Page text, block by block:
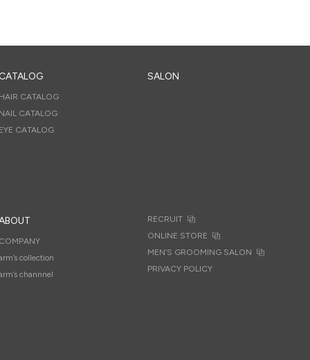
CATALOG
CATALOG
CATALOG
SALON
collection
channnel
RECRUIT
ONLINE STORE
MEN’S GROOMING SALON
PRIVACY POLICY